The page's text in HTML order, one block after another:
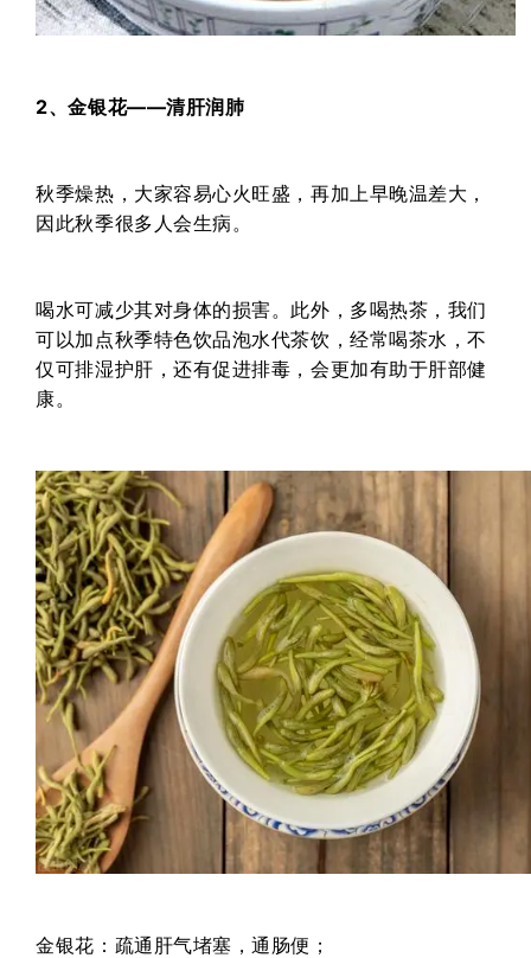
2、金银花——清肝润肺
秋季燥热，大家容易心火旺盛，再加上早晚温差大，
因此秋季很多人会生病。
喝水可减少其对身体的损害。此外，多喝热茶，我们
可以加点秋季特色饮品泡水代茶饮，经常喝茶水，不
仅可排湿护肝，还有促进排毒，会更加有助于肝部健
康。
金银花：疏通肝气堵塞，通肠便；